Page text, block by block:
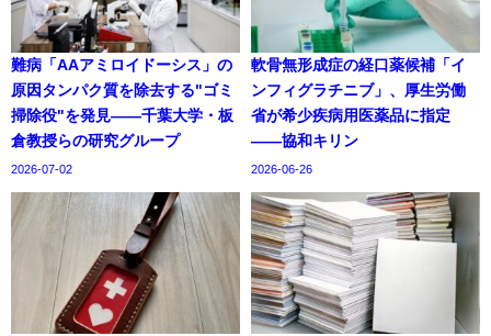
難病「AAアミロイドーシス」の
原因タンパク質を除去する"ゴミ
掃除役"を発見——千葉大学・板
倉教授らの研究グループ
2026-07-02
軟骨無形成症の経口薬候補「イ
ンフィグラチニブ」、厚生労働
省が希少疾病用医薬品に指定
——協和キリン
2026-06-26